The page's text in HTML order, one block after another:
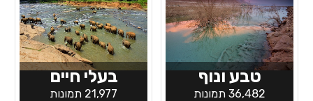
טבע ונוף
36,482 תמונות
בעלי חיים
21,977 תמונות